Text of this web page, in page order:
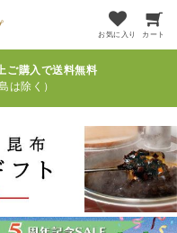
お気に入り カート
ご購入で送料無料
は除く）